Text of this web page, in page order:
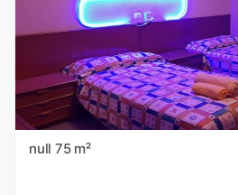
null 75 m²